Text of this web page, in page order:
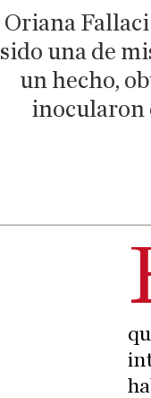
Oriana
sido una de
un hecho,
inocularon